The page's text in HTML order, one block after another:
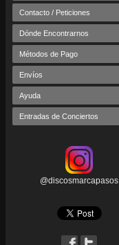
Contacto / Peticiones
Dónde Encontrarnos
Métodos de Pago
Envíos
Ayuda
Entradas de Conciertos
@discosmarcapasos